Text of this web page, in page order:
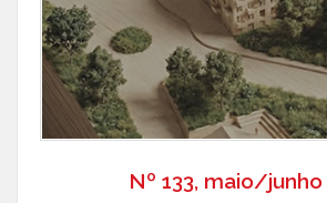
Nº 133, maio/